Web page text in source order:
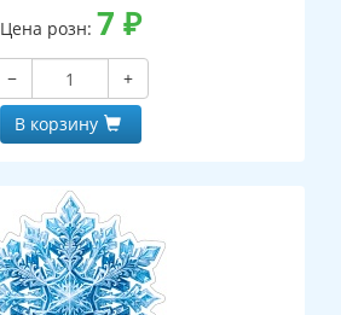
Цена розн: 7 ₽
−
+
В корзину